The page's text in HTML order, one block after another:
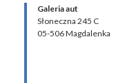
Galeria aut
Słoneczna 245 C
05-506 Magdalenka